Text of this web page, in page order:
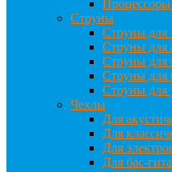
Процессоры
Струны
Струны для
Струны для
Струны для
Струны для
Струны для
Чехлы
Для
Для
Для
Для бас-